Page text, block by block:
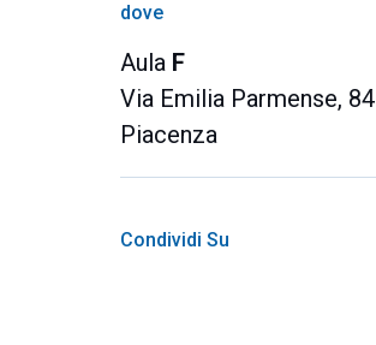
dove
Aula F
Via Emilia Parmense, 84
Piacenza
Condividi Su